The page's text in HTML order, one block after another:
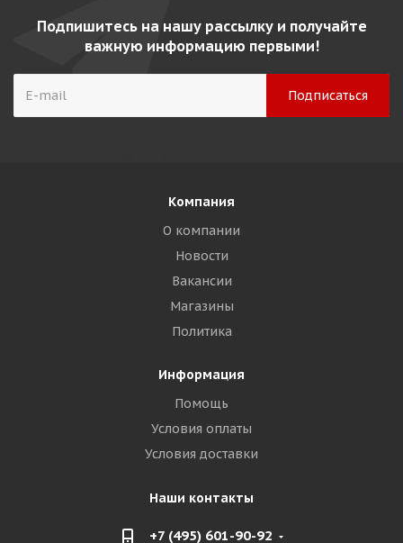
Подпишитесь на нашу рассылку и получайте
важную информацию первыми!
Компания
О компании
Новости
Вакансии
Магазины
Политика
Информация
Помощь
Условия оплаты
Условия доставки
Наши контакты
+7 (495) 601-90-92